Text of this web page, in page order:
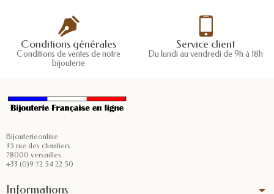
Conditions générales
Conditions de ventes de notre
bijouterie
Service client
Du lundi au vendredi de 9h à 18h
Bijouterieonline
35 rue des chantiers
78000 versailles
+33 (0)9 72 54 22 50
Informations